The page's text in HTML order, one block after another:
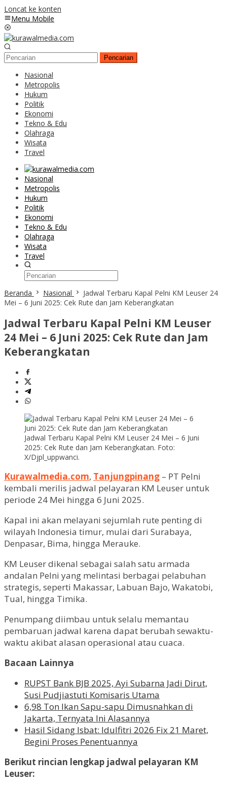
Loncat ke konten
Menu Mobile
Pencarian
Nasional
Metropolis
Hukum
Politik
Ekonomi
Tekno & Edu
Olahraga
Wisata
Travel
Nasional
Metropolis
Hukum
Politik
Ekonomi
Tekno & Edu
Olahraga
Wisata
Travel
Beranda Nasional
Jadwal Terbaru Kapal Pelni KM Leuser 24
Mei – 6 Juni 2025: Cek Rute dan Jam Keberangkatan
Jadwal Terbaru Kapal Pelni KM Leuser
24 Mei – 6 Juni 2025: Cek Rute dan Jam
Keberangkatan
Jadwal Terbaru Kapal Pelni KM Leuser 24 Mei – 6 Juni
2025: Cek Rute dan Jam Keberangkatan. Foto:
X/Djpl_uppwanci.
Kurawalmedia.com, Tanjungpinang – PT Pelni
kembali merilis jadwal pelayaran KM Leuser untuk
periode 24 Mei hingga 6 Juni 2025.
Kapal ini akan melayani sejumlah rute penting di
wilayah Indonesia timur, mulai dari Surabaya,
Denpasar, Bima, hingga Merauke.
KM Leuser dikenal sebagai salah satu armada
andalan Pelni yang melintasi berbagai pelabuhan
strategis, seperti Makassar, Labuan Bajo, Wakatobi,
Tual, hingga Timika.
Penumpang diimbau untuk selalu memantau
pembaruan jadwal karena dapat berubah sewaktu-
waktu akibat alasan operasional atau cuaca.
Bacaan Lainnya
RUPST Bank BJB 2025, Ayi Subarna Jadi Dirut,
Susi Pudjiastuti Komisaris Utama
6,98 Ton Ikan Sapu-sapu Dimusnahkan di
Jakarta, Ternyata Ini Alasannya
Hasil Sidang Isbat: Idulfitri 2026 Fix 21 Maret,
Begini Proses Penentuannya
Berikut rincian lengkap jadwal pelayaran KM
Leuser: